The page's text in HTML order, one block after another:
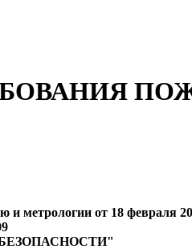
и метрологии от 18 февраля